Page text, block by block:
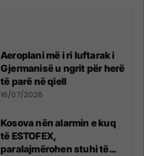
Aeroplani më i ri luftarak i
Gjermanisë u ngrit për herë
të parë në qiell
16/07/2026
Kosova nën alarmin e kuq
të ESTOFEX,
paralajmërohen stuhi të